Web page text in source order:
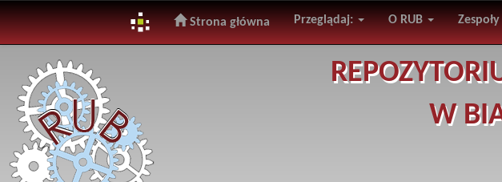
navigation
Strona główna Przeglądaj: O RUB
W